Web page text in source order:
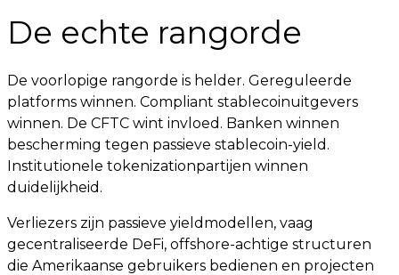
De echte rangorde
De voorlopige rangorde is helder. Gereguleerde
platforms winnen. Compliant stablecoinuitgevers
winnen. De CFTC wint invloed. Banken winnen
bescherming tegen passieve stablecoin-yield.
Institutionele tokenizationpartijen winnen
duidelijkheid.
Verliezers zijn passieve yieldmodellen, vaag
gecentraliseerde DeFi, offshore-achtige structuren
die Amerikaanse gebruikers bedienen en projecten